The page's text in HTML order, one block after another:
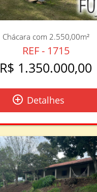
Chácara com 2.550,00m²
REF - 1715
R$ 1.350.000,00
add_circle_outline Detalhes